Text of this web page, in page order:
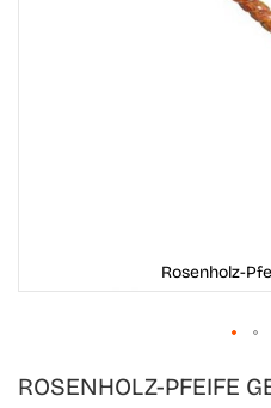
ROSENHOLZ-PFEIFE
Rosenholz-
to